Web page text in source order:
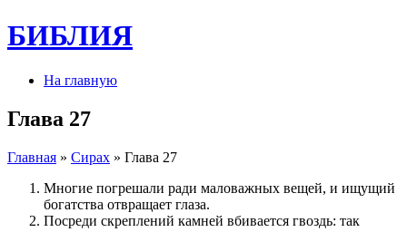
БИБЛИЯ
На главную
Глава 27
Главная » Сирах » Глава 27
Многие погрешали ради маловажных вещей, и ищущий
богатства отвращает глаза.
Посреди скреплений камней вбивается гвоздь: так